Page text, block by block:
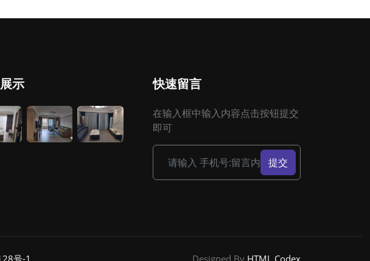
示 快速留言
在输入框中输入内容点击按钮提交
即可
提交
号-1 Designed By HTML Codex